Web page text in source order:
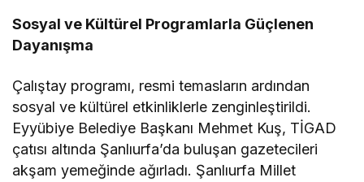
Sosyal ve Kültürel Programlarla Güçlenen
Dayanışma
Çalıştay programı, resmi temasların ardından
sosyal ve kültürel etkinliklerle zenginleştirildi.
Eyyübiye Belediye Başkanı Mehmet Kuş, TİGAD
çatısı altında Şanlıurfa’da buluşan gazetecileri
akşam yemeğinde ağırladı. Şanlıurfa Millet